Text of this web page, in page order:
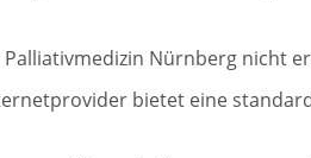
Nürnberg nicht
bietet eine